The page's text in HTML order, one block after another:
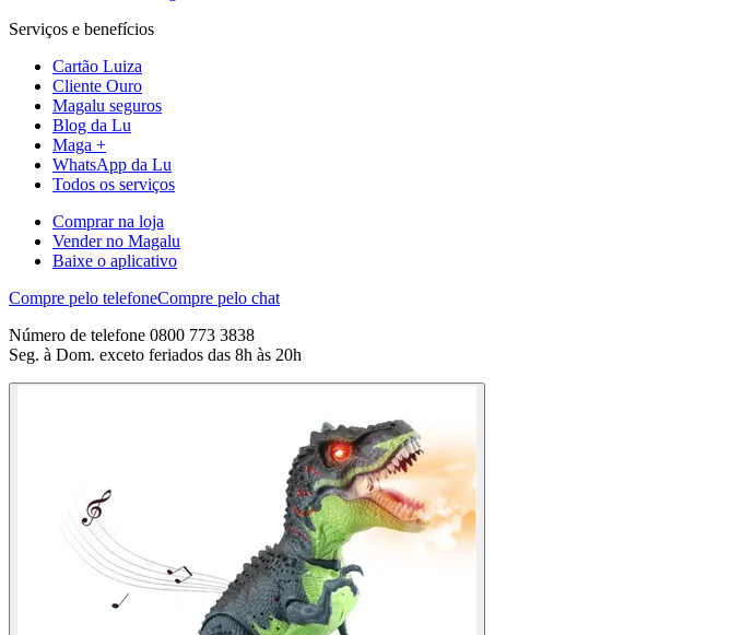
Serviços e benefícios
Cartão Luiza
Cliente Ouro
Magalu seguros
Blog da Lu
Maga +
WhatsApp da Lu
Todos os serviços
Comprar na loja
Vender no Magalu
Baixe o aplicativo
Compre pelo telefoneCompre pelo chat
Número de telefone 0800 773 3838
Seg. à Dom. exceto feriados das 8h às 20h